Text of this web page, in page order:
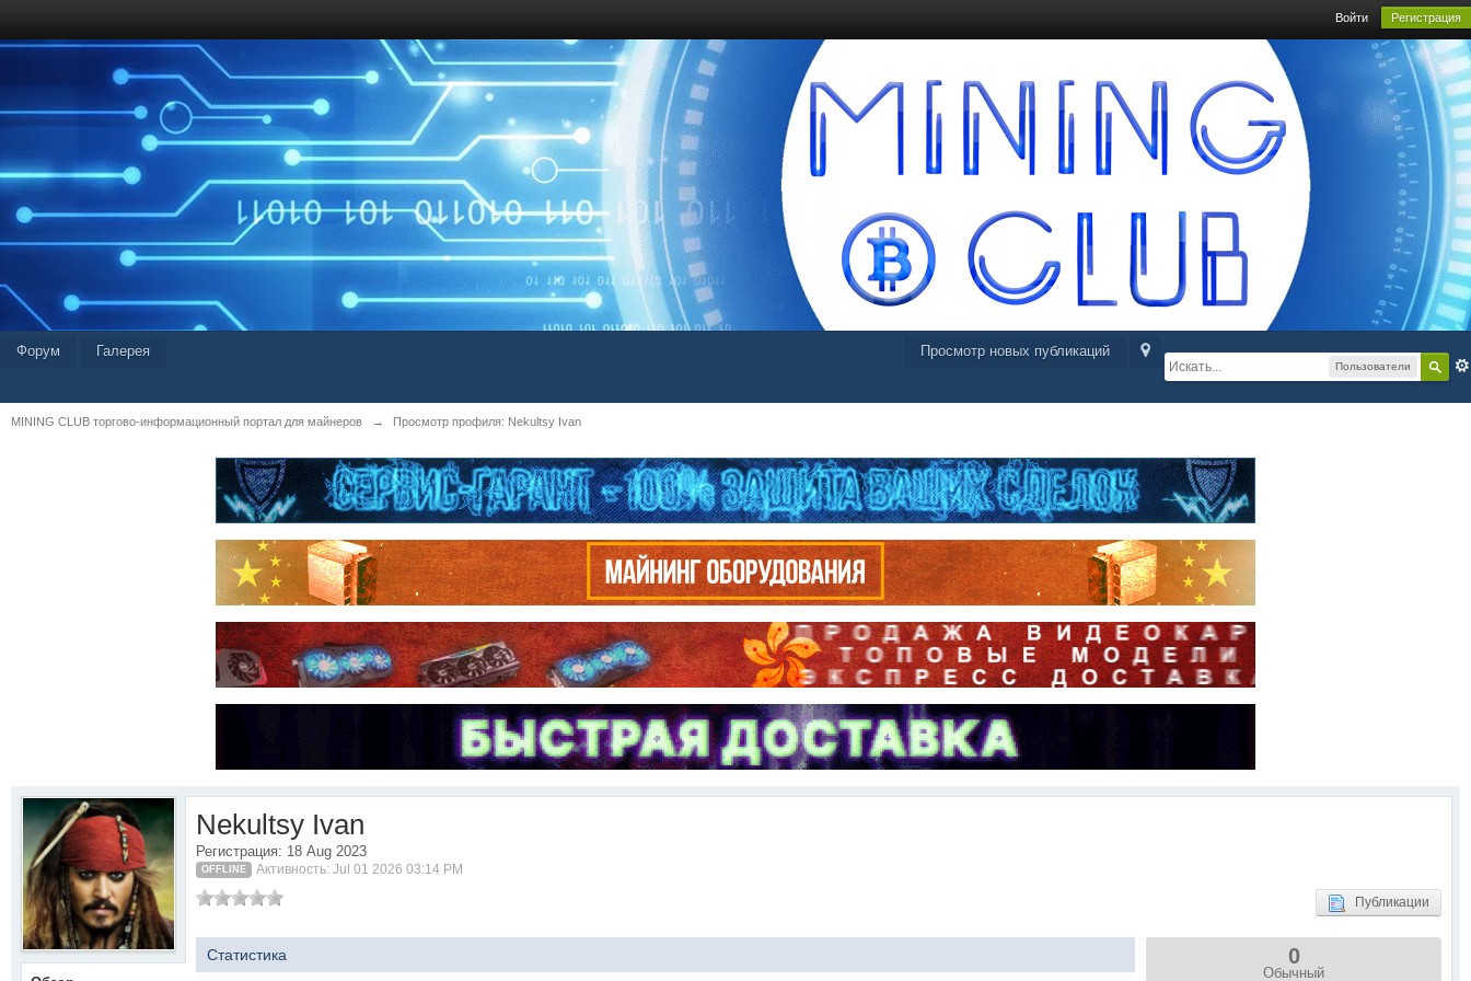
Войти Регистрация
Пользователи
Просмотр новых публикаций
Форум Галерея
MINING CLUB торгово-информационный портал для майнеров → Просмотр профиля: Nekultsy Ivan
Nekultsy Ivan
Регистрация: 18 Aug 2023
OFFLINE Активность: Jul 01 2026 03:14 PM
Публикации
Статистика 0
Обычный